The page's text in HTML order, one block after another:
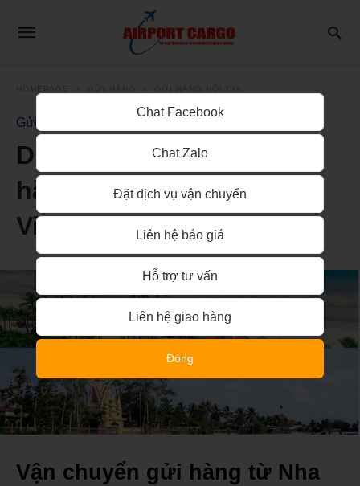
Gửi Hàng Nội Địa
Dịch vụ vận chuyển gửi
hàng từ Nha Trang đi Trà
Vinh
Vận chuyển gửi hàng từ Nha
Chat Facebook
Chat Zalo
Đặt dịch vụ vận chuyển
Liên hệ báo giá
Hỗ trợ tư vấn
Liên hệ giao hàng
Đóng